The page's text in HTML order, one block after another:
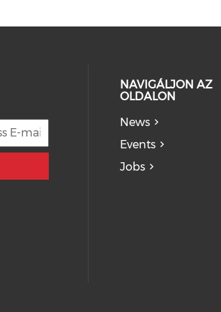
NAVIGÁLJON AZ
OLDALON
News
Events
Jobs